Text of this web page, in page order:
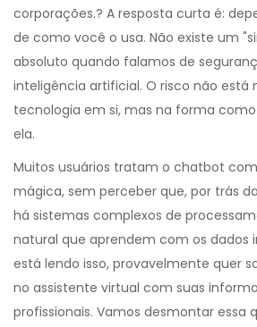
corporações.? A resposta curta é:
de como você o usa. Não existe um
absoluto quando falamos de
inteligência artificial. O risco não está
tecnologia em si, mas na forma
ela.
Muitos usuários tratam o chatbot
mágica, sem perceber que, por trás
há sistemas complexos de
natural que aprendem com os dados
está lendo isso, provavelmente quer
no assistente virtual com suas
profissionais. Vamos desmontar essa